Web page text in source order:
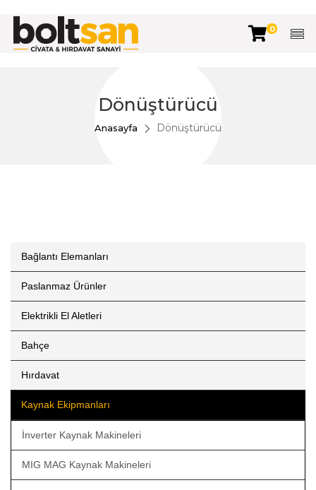
0
Dönüştürücü
Anasayfa Dönüştürücü
Bağlantı Elemanları
Paslanmaz Ürünler
Elektrikli El Aletleri
Bahçe
Hırdavat
Kaynak Ekipmanları
İnverter Kaynak Makineleri
MIG MAG Kaynak Makineleri